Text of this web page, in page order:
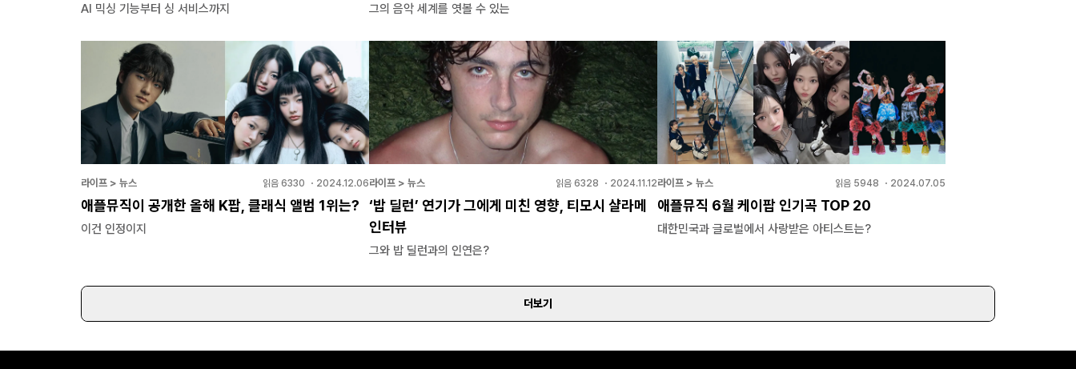
AI 믹싱 기능부터 싱 서비스까지 그의 음악 세계를 엿볼 수 있는
라이프 > 뉴스 읽음 6330 ・ 2024.12.06
애플뮤직이 공개한 올해 K팝, 클래식 앨범 1위는?
이건 인정이지
라이프 > 뉴스 읽음 6328 ・ 2024.11.12
‘밥 딜런’ 연기가 그에게 미친 영향, 티모시 샬라메
인터뷰
그와 밥 딜런과의 인연은?
라이프 > 뉴스 읽음 5948 ・ 2024.07.05
애플뮤직 6월 케이팝 인기곡 TOP 20
대한민국과 글로벌에서 사랑받은 아티스트는?
더보기